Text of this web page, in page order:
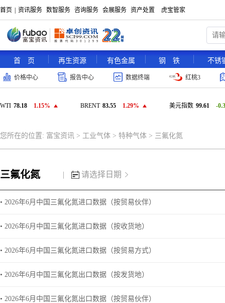
首页 资讯服务 数智服务 咨询服务 会展服务 资产处置 虎宝管家
首 页 再生资源 有色金属 钢 铁 不锈
价格中心 报告中心 数据终端 红桃3
WTI 78.18 1.15% BRENT 83.55 1.29% 美元指数 99.61 -
您所在的位置: 富宝资讯 > 工业气体 > 特种气体 > 三氟化氮
三氟化氮 | 请选择日期
• 2026年6月中国三氟化氮进口数据（按贸易伙伴）
• 2026年6月中国三氟化氮进口数据（按收货地）
• 2026年6月中国三氟化氮进口数据（按贸易方式）
• 2026年6月中国三氟化氮出口数据（按发货地）
• 2026年6月中国三氟化氮出口数据（按贸易伙伴）